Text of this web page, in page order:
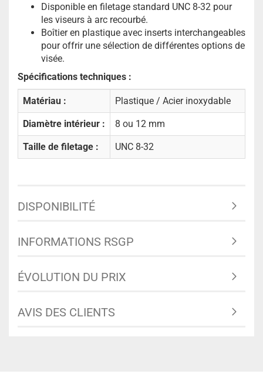
Disponible en filetage standard UNC 8-32 pour
les viseurs à arc recourbé.
Boîtier en plastique avec inserts interchangeables
pour offrir une sélection de différentes options de
visée.
Spécifications techniques :
Matériau : Plastique / Acier inoxydable
Diamètre intérieur : 8 ou 12 mm
Taille de filetage : UNC 8-32
DISPONIBILITÉ
INFORMATIONS RSGP
ÉVOLUTION DU PRIX
AVIS DES CLIENTS